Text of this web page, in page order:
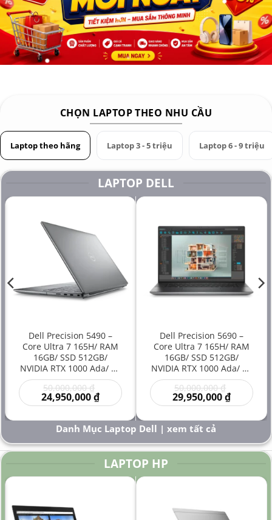
CHỌN LAPTOP THEO NHU CẦU
Laptop theo hãng Laptop 3 - 5 triệu Laptop 6 - 9 triệu
LAPTOP DELL
Dell Precision 5490 –
Core Ultra 7 165H/ RAM
16GB/ SSD 512GB/
NVIDIA RTX 1000 Ada/ 14
inch – Laptop
Workstation Đồ Họa Siêu
Gọn Hiệu Năng Cao Giá
50,000,000₫
gốc
là:
50,000,000 ₫.
24,950,000₫Giá
hiện
là:
24,950,000 ₫.
Dell Precision 5690 –
Core Ultra 7 165H/ RAM
16GB/ SSD 512GB/
NVIDIA RTX 1000 Ada/ 16
inch – Laptop
Workstation Cao Cấp Đồ
Họa Kỹ Thuật Sáng Tạo
50,000,000₫
gốc
là:
29,950,000₫Giá
hiện
là:
₫.
Danh Mục Laptop Dell | xem tất cả
LAPTOP HP